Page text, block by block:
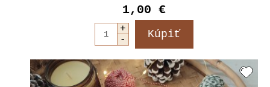
1,00 €